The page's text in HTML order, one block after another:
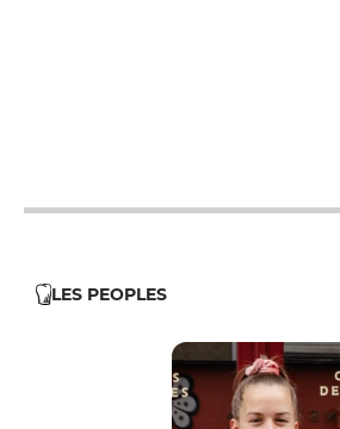
LES PEOPLES